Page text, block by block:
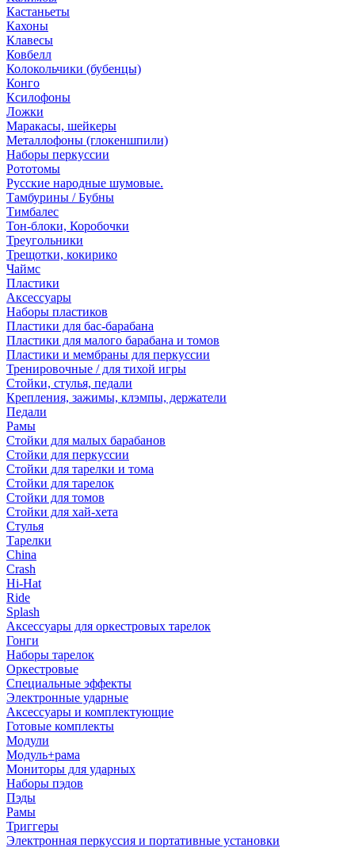
Кастаньеты
Кахоны
Клавесы
Ковбелл
Колокольчики (бубенцы)
Конго
Ксилофоны
Ложки
Маракасы, шейкеры
Металлофоны (глокеншпили)
Наборы перкуссии
Рототомы
Русские народные шумовые.
Тамбурины / Бубны
Тимбалес
Тон-блоки, Коробочки
Треугольники
Трещотки, кокирико
Чаймс
Пластики
Аксессуары
Наборы пластиков
Пластики для бас-барабана
Пластики для малого барабана и томов
Пластики и мембраны для перкуссии
Тренировочные / для тихой игры
Стойки, стулья, педали
Крепления, зажимы, клэмпы, держатели
Педали
Рамы
Стойки для малых барабанов
Стойки для перкуссии
Стойки для тарелки и тома
Стойки для тарелок
Стойки для томов
Стойки для хай-хета
Стулья
Тарелки
China
Crash
Hi-Hat
Ride
Splash
Аксессуары для оркестровых тарелок
Гонги
Наборы тарелок
Оркестровые
Специальные эффекты
Электронные ударные
Аксессуары и комплектующие
Готовые комплекты
Модули
Модуль+рама
Мониторы для ударных
Наборы пэдов
Пэды
Рамы
Триггеры
Электронная перкуссия и портативные установки